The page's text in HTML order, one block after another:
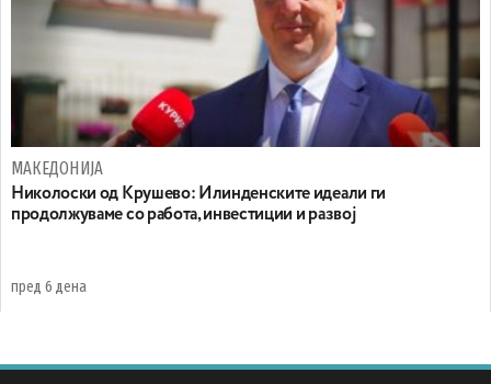
МАКЕДОНИЈА
Николоски од Крушево: Илинденските идеали ги
продолжуваме со работа, инвестиции и развој
пред 6 дена